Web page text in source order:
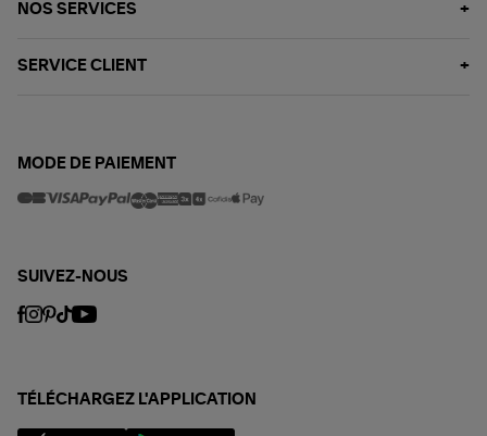
NOS SERVICES
SERVICE CLIENT
MODE DE PAIEMENT
SUIVEZ-NOUS
TÉLÉCHARGEZ L'APPLICATION